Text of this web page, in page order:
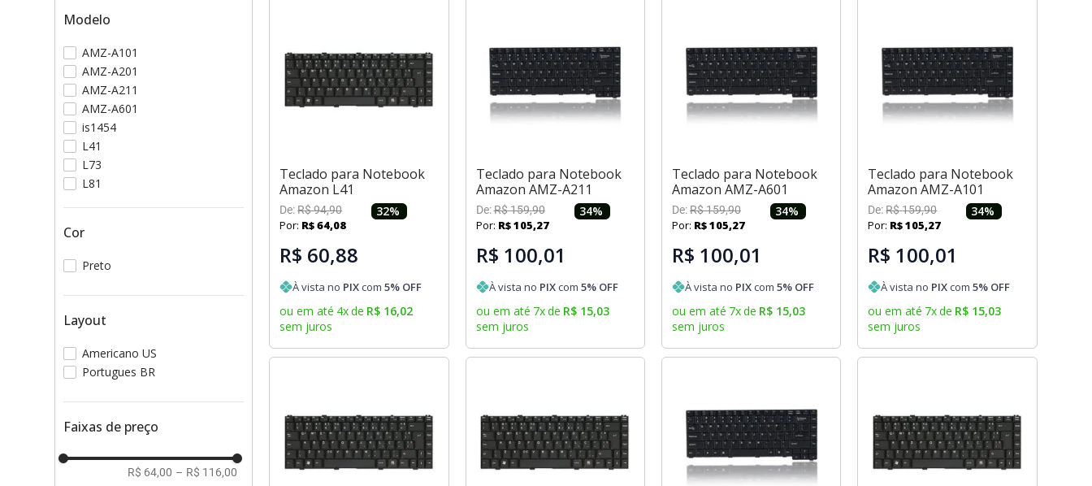
Modelo
AMZ-A101
AMZ-A201
AMZ-A211
AMZ-A601
is1454
L41
L73
L81
Cor
Preto
Layout
Americano US
Portugues BR
Faixas de preço
R$ 64,00 – R$ 116,00
Teclado para Notebook
Amazon L41
De:R$94,90 32%
Por: R$64,08
R$ 60,88
À vista no PIXcom5% OFF
ou em até 4xde R$ 16,02
sem juros
Teclado para Notebook
Amazon AMZ-A211
De:R$159,90 34%
Por: R$105,27
R$ 100,01
À vista no PIXcom 5% OFF
ou em até 7xde R$ 15,03
sem juros
Teclado para Notebook
Amazon AMZ-A601
De:R$159,90 34%
Por: R$105,27
R$ 100,01
À vista no PIXcom 5% OFF
ou em até 7xde R$ 15,03
sem juros
Teclado para Notebook
Amazon AMZ-A101
De:R$159,90 34%
Por: R$105,27
R$ 100,01
À vista no PIXcom5% OFF
ou em até 7xde R$ 15,03
sem juros